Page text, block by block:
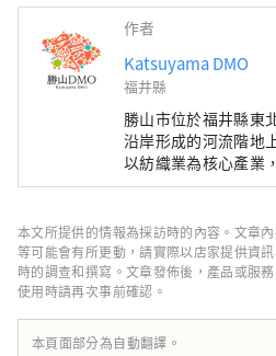
作者
Katsuyama DMO
福井縣
勝山市位於福井縣東
沿岸形成的河流階地
以紡織業為核心產業
地產業，農村地區也
家DMO（旅遊社區
作開發旅遊區。 勝山
等魅力旅遊景點的寶
們提供導覽服務，讓
龍博物館停車場的「
2017年開業的「路邊
本文所提供的情報為採訪時的內容。文章
等可能會有所更動，請實際以店家提供資
時的調查和撰寫。文章發佈後，產品或服
使用時請再次事前確認。
本頁面部分為自動翻譯。